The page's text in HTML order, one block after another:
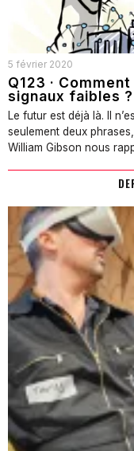
5 février 2020
Q123 ·
signaux faibles ?
Le futur est déjà là. Il
seulement deux
William Gibson nous